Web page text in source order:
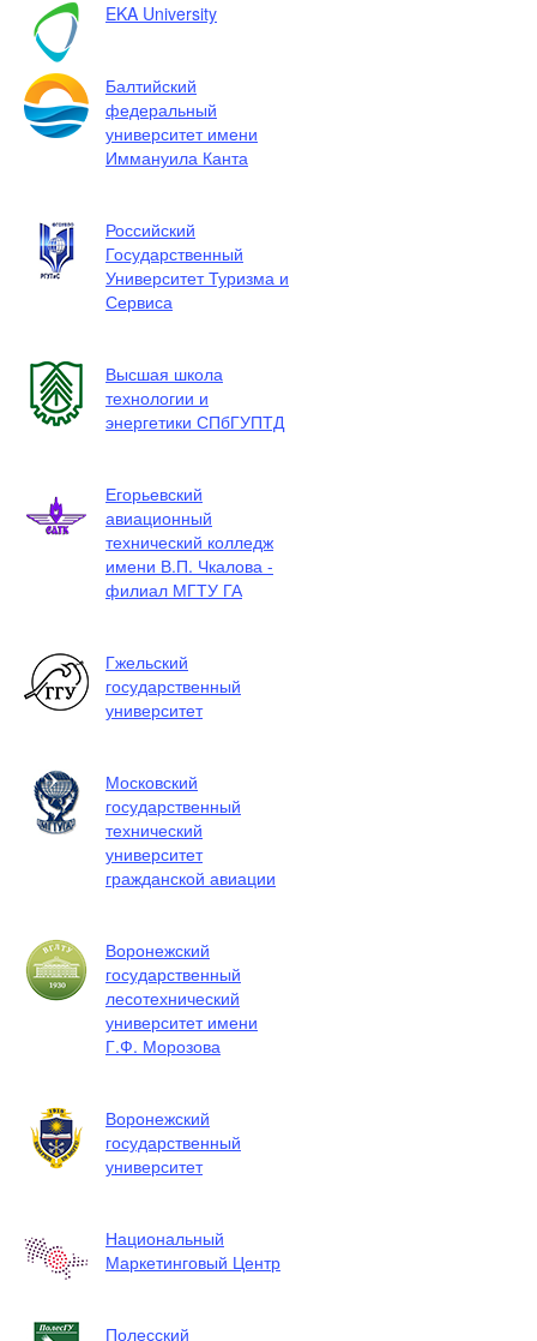
EKA University
Балтийский
федеральный
университет имени
Иммануила Канта
Российский
Государственный
Университет Туризма и
Сервиса
Высшая школа
технологии и
энергетики СПбГУПТД
Егорьевский
авиационный
технический колледж
имени В.П. Чкалова -
филиал МГТУ ГА
Гжельский
государственный
университет
Московский
государственный
технический
университет
гражданской авиации
Воронежский
государственный
лесотехнический
университет имени
Г.Ф. Морозова
Воронежский
государственный
университет
Национальный
Маркетинговый Центр
Полесский